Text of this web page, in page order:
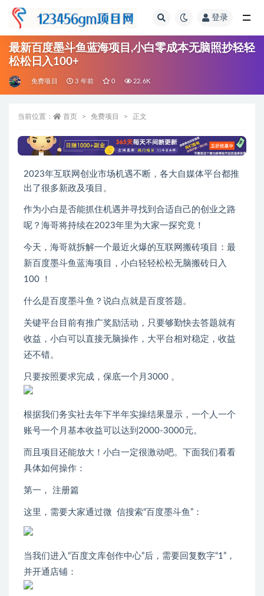
登录
最新百度墨斗鱼蓝海项目,小白零成本无脑照抄轻轻
松松日入100+
免费项目 3 年前 0 22.6K
当前位置： 首页 免费项目 正文
2023年互联网创业市场机遇不断，各大自媒体平台都推
出了很多新政及项目。
作为小白是否能抓住机遇并寻找到合适自己的创业之路
呢？海哥将持续在2023年里为大家一探究竟！
今天，海哥就拆解一个最近火爆的互联网搬砖项目：最
新百度墨斗鱼蓝海项目，小白轻轻松松无脑搬砖日入
100 ！
什么是百度墨斗鱼？说白点就是百度答题。
关键平台目前有推广奖励活动，只要够勤快去答题就有
收益，小白可以直接无脑操作，大平台相对稳定，收益
还不错。
只要按照要求完成，保底一个月3000 。
根据我们务实社去年下半年实操结果显示，一个人一个
账号一个月基本收益可以达到2000-3000元。
而且项目还能放大！小白一定很激动吧。下面我们看看
具体如何操作：
第一， 注册篇
这里，需要大家通过微 信搜索“百度墨斗鱼”：
当我们进入“百度文库创作中心”后，需要回复数字“1”，
并开通店铺：